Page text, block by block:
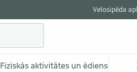
Velosipēda
Fiziskās aktivitātes un ēdiens